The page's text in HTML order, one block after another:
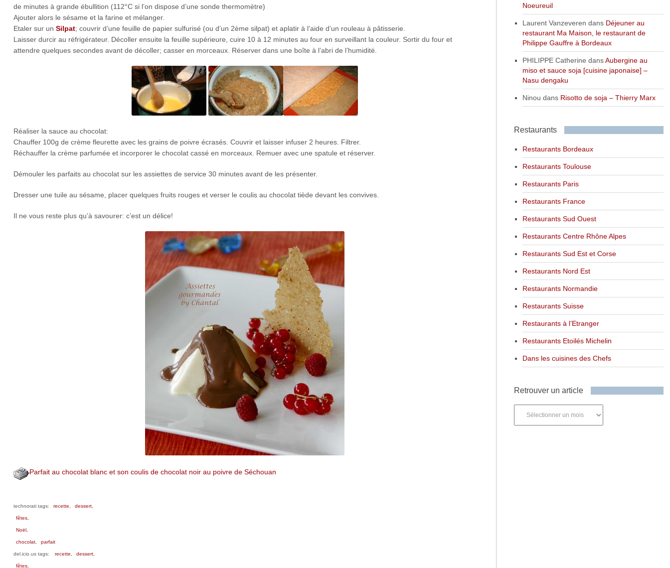
de minutes à grande ébullition (112°C si l’on dispose d’une sonde thermomètre)
Ajouter alors le sésame et la farine et mélanger.
Etaler sur un Silpat; couvrir d’une feuille de papier sulfurisé (ou d’un 2ème silpat) et aplatir à l’aide d’un rouleau à pâtisserie.
Laisser durcir au réfrigérateur. Décoller ensuite la feuille supérieure, cuire 10 à 12 minutes au four en surveillant la couleur. Sortir du four et
attendre quelques secondes avant de décoller; casser en morceaux. Réserver dans une boîte à l’abri de l’humidité.
Réaliser la sauce au chocolat:
Chauffer 100g de crème fleurette avec les grains de poivre écrasés. Couvrir et laisser infuser 2 heures. Filtrer.
Réchauffer la crème parfumée et incorporer le chocolat cassé en morceaux. Remuer avec une spatule et réserver.
Démouler les parfaits au chocolat sur les assiettes de service 30 minutes avant de les présenter.
Dresser une tuile au sésame, placer quelques fruits rouges et verser le coulis au chocolat tiède devant les convives.
Il ne vous reste plus qu’à savourer: c’est un délice!
Parfait au chocolat blanc et son coulis de chocolat noir au poivre de Séchouan
technorati tags: recette, dessert,
fêtes,
Noël,
chocolat, parfait
del.icio.us tags: recette, dessert,
fêtes,
Noeureuil
Laurent Vanzeveren dans Déjeuner au
restaurant Ma Maison, le restaurant de
Philippe Gauffre à Bordeaux
PHILIPPE Catherine dansAubergine au
miso et sauce soja [cuisine japonaise] –
Nasu dengaku
Ninou dans Risotto de soja – Thierry Marx
Restaurants
Restaurants Bordeaux
Restaurants Toulouse
Restaurants Paris
Restaurants France
Restaurants Sud Ouest
Restaurants Centre Rhône Alpes
Restaurants Sud Est et Corse
Restaurants Nord Est
Restaurants Normandie
Restaurants Suisse
Restaurants à l’Etranger
Restaurants Etoilés Michelin
Dans les cuisines des Chefs
Retrouver un article